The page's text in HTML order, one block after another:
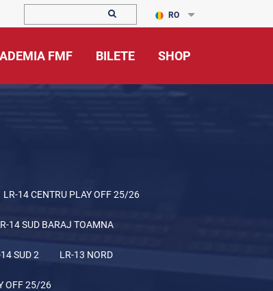
RO
FMF BILETE SHOP
LR-14 CENTRU PLAY OFF 25/26
14 SUD BARAJ TOAMNA
SUD 2 LR-13 NORD
OFF 25/26